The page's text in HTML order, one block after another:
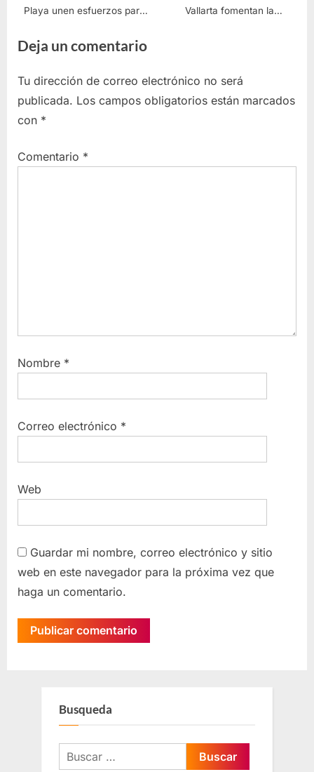
Playa unen esfuerzos para
Puerto Vallarta
Vallarta fomentan la
Deja un comentario
Tu dirección de correo electrónico no será
publicada. Los campos obligatorios están marcados
con *
Comentario *
Nombre *
Correo electrónico *
Web
Guardar mi nombre, correo electrónico y sitio
web en este navegador para la próxima vez que
haga un comentario.
Busqueda